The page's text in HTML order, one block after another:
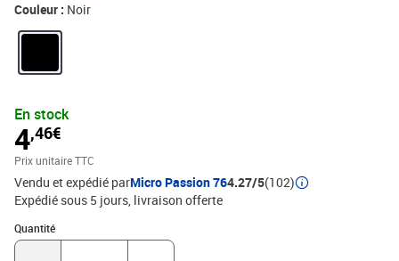
Couleur : Noir
En stock
4,46€
Prix unitaire TTC
Vendu et expédié parMicro Passion 764.27/5(102)
Expédié sous 5 jours livraison offerte
Quantité
Quantité : 1